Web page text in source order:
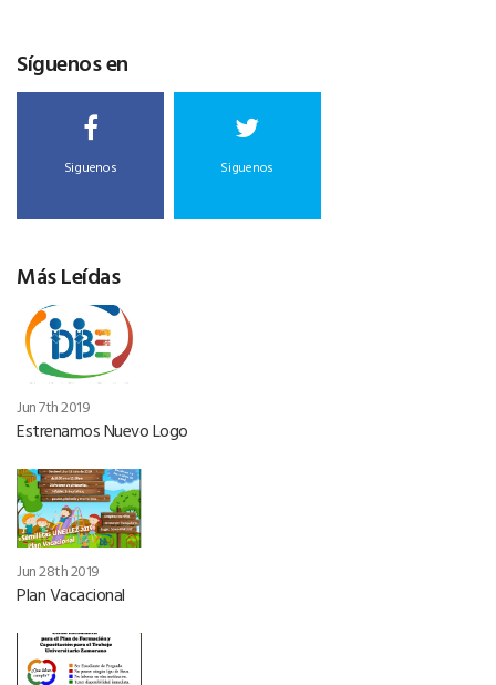
Síguenos en
Siguenos Siguenos
Más Leídas
Jun 7th 2019
Estrenamos Nuevo Logo
Jun 28th 2019
Plan Vacacional